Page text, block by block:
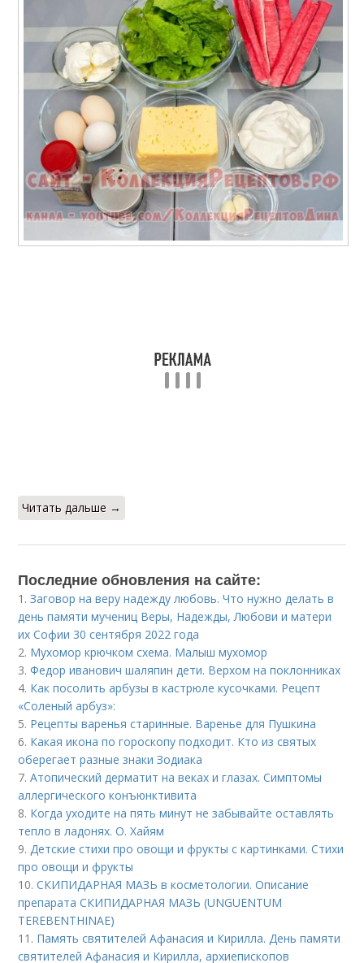
Читать дальше →
Последние обновления на сайте:
1.Заговор на веру надежду любовь. Что нужно делать в
день памяти мучениц Веры, Надежды, Любови и матери
их Софии 30 сентября 2022 года
2. Мухомор крючком схема. Малыш мухомор
3.Федор иванович шаляпин дети. Верхом на поклонниках
4. Как посолить арбузы в кастрюле кусочками. Рецепт
«Соленый арбуз»:
5. Рецепты варенья старинные. Варенье для Пушкина
6. Какая икона по гороскопу подходит. Кто из святых
оберегает разные знаки Зодиака
7.Атопический дерматит на веках и глазах. Симптомы
аллергического конъюнктивита
8. Когда уходите на пять минут не забывайте оставлять
тепло в ладонях. О. Хайям
9. Детские стихи про овощи и фрукты с картинками. Стихи
про овощи и фрукты
10.СКИПИДАРНАЯ МАЗЬ в косметологии. Описание
препарата СКИПИДАРНАЯ МАЗЬ (UNGUENTUM
TEREBENTHINAE)
11. Память святителей Афанасия и Кирилла. День памяти
святителей Афанасия и Кирилла, архиепископов